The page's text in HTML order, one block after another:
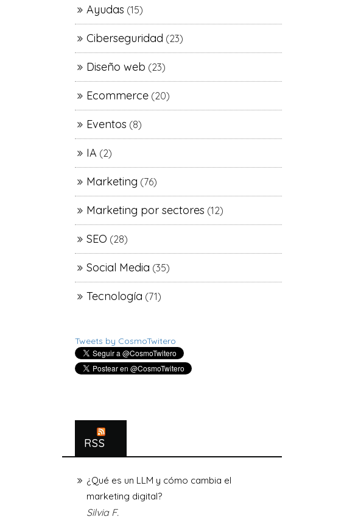
Ayudas (15)
Ciberseguridad (23)
Diseño web (23)
Ecommerce (20)
Eventos (8)
IA (2)
Marketing (76)
Marketing por sectores (12)
SEO (28)
Social Media (35)
Tecnología (71)
Tweets by CosmoTwitero
RSS
¿Qué es un LLM y cómo cambia el
marketing digital?
Silvia F.